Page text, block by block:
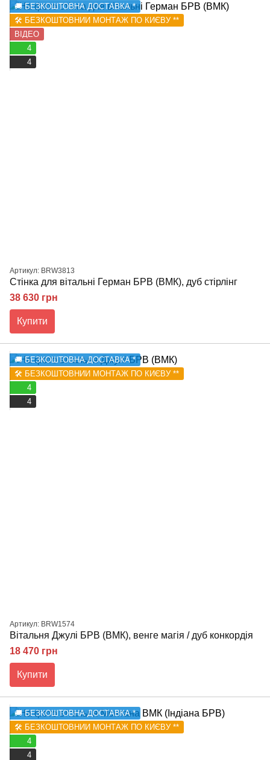
🚚 БЕЗКОШТОВНА ДОСТАВКА *
🛠️ БЕЗКОШТОВНИЙ МОНТАЖ ПО КИЄВУ **
ВІДЕО
4
4
Артикул: BRW3813
Стінка для вітальні Герман БРВ (ВМК), дуб стірлінг
38 630 грн
Купити
🚚 БЕЗКОШТОВНА ДОСТАВКА *
🛠️ БЕЗКОШТОВНИЙ МОНТАЖ ПО КИЄВУ **
4
4
Артикул: BRW1574
Вітальня Джулі БРВ (ВМК), венге магія / дуб конкордія
18 470 грн
Купити
🚚 БЕЗКОШТОВНА ДОСТАВКА *
🛠️ БЕЗКОШТОВНИЙ МОНТАЖ ПО КИЄВУ **
4
4